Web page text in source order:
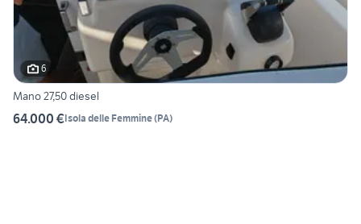
6
Mano 27,50 diesel
64.000 €Isola delle Femmine(PA)